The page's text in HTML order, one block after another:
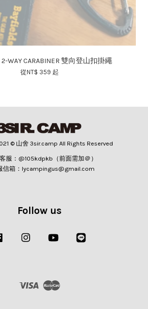
WAY CARABINER 雙向登山扣掛繩
從NT$ 359 起
© 山舍 3sir.camp All Rights Reserved
服：@105kdpkb（前面需加＠）
信箱：lycampingus@gmail.com
Follow us
Facebook Instagram YouTube
Visa Master